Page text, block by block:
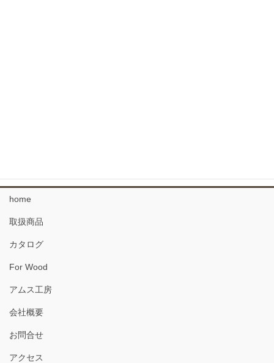
home
取扱商品
カタログ
For Wood
アムス工房
会社概要
お問合せ
アクセス